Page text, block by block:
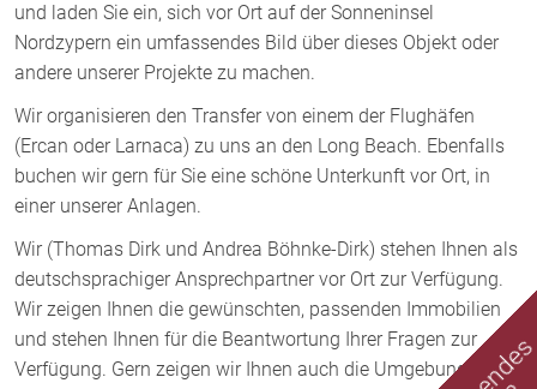
und laden Sie ein, sich vor Ort auf der Sonneninsel
Nordzypern ein umfassendes Bild über dieses Objekt oder
andere unserer Projekte zu machen.
Wir organisieren den Transfer von einem der Flughäfen
(Ercan oder Larnaca) zu uns an den Long Beach. Ebenfalls
buchen wir gern für Sie eine schöne Unterkunft vor Ort, in
einer unserer Anlagen.
Wir (Thomas Dirk und Andrea Böhnke-Dirk) stehen Ihnen als
deutschsprachiger Ansprechpartner vor Ort zur Verfügung.
Wir zeigen Ihnen die gewünschten, passenden Immobilien
und stehen Ihnen für die Beantwortung Ihrer Fragen zur
Verfügung. Gern zeigen wir Ihnen auch die Umgebung und